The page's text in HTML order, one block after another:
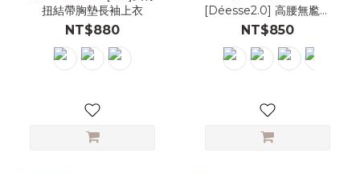
扭結帶胸墊長袖上衣
NT$880
[Déesse2.0] 高腰無尷尬
線裸感九分瑜珈褲
Leggings
NT$850